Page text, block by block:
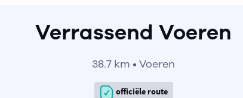
Verrassend Voeren
38.7 km • Voeren
officiële route